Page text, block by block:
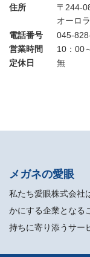
住所
〒244-
オーロ
電話番号
045-
営業時間
10：00
定休日
無
メガネの愛眼
私たち愛眼株式会社
かにする企業となる
持ちに寄り添うサー